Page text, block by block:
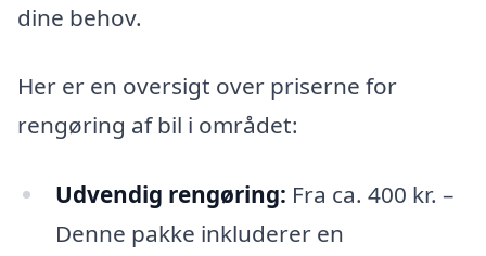
dine behov.
Her er en oversigt over priserne for
rengøring af bil i området:
Udvendig rengøring: Fra ca. 400 kr. –
Denne pakke inkluderer en